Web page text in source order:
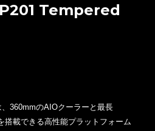
Tempered
360mmのAIOクーラーと最長
搭載できる高性能プラットフォーム